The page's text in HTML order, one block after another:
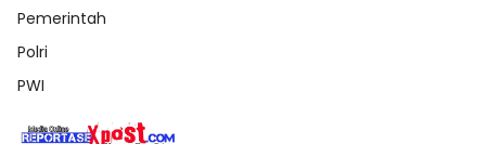
Pemerintah
Polri
PWI